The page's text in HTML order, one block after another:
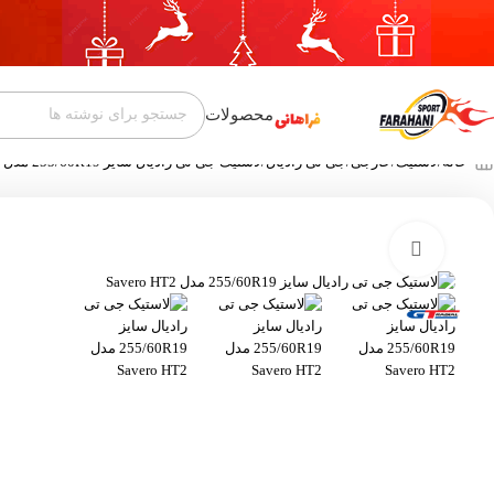
محصولات
خانه لاستیک خارجی جی تی رادیال لاستیک جی تی رادیال سایز 255/60R19 مدل Savero HT2